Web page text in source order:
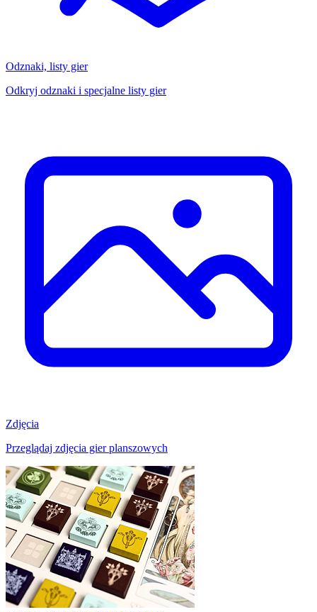
Odznaki, listy gier
Odkryj odznaki i specjalne listy gier
Zdjęcia
Przeglądaj zdjęcia gier planszowych